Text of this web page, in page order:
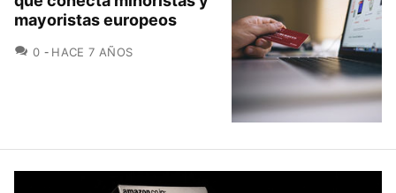
mayoristas europeos
0 COMENTARIOS
HACE 7 AÑOS